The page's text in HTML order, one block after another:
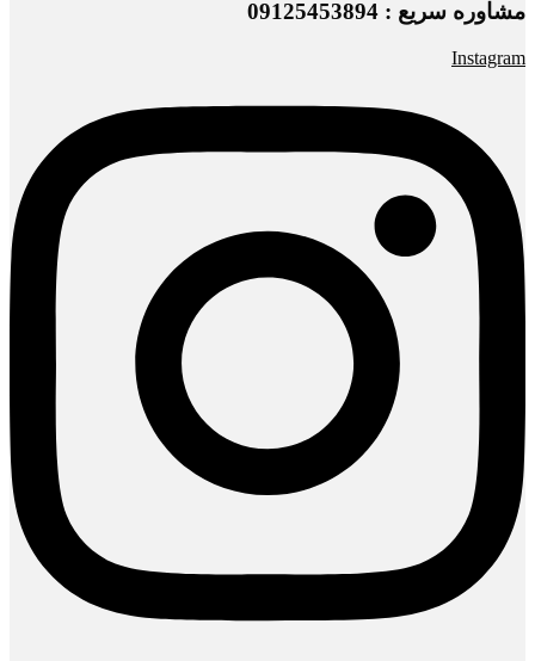
مشاوره سریع : 09125453894
Instagram